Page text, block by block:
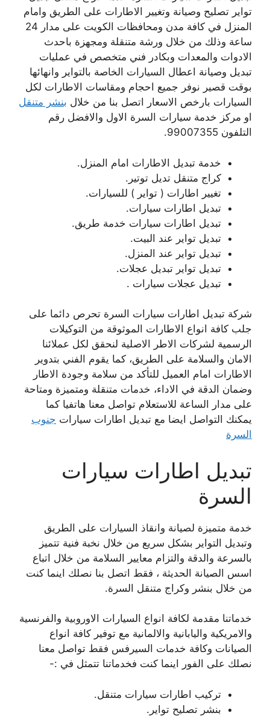
تواير تصليح وصيانة وتغيير الاطارات على الطريق وامام
المنزل في كافة مدن ومحافظات الكويت على مدار 24
ساعة وذلك من خلال ورشة متنقلة ومجهزة باحدث
الادوات والمعدات وبكادر فني متخصص في عمليات
تبديل وصيانة اعطال السيارات الخاصة بالتواير وانهائها
بوقت قصير نوفر جميع احجام ومقاسات الاطارات لكل
السيارات بارخص الاسعار اتصل بنا من خلال بنشر متنقل
او مركز خدمة سيارات السرة الاول والافضل رقم
التلفون 99007355.
خدمة تبديل الاطارات امام المنزل.
كراج متنقل تديل توتير.
تغيير اطارات ( تواير ) للسيارات.
تبديل اطارات سيارات.
تبديل اطارات سيارات خدمة طريق.
تبديل تواير عند البيت.
تبديل تواير عند المنزل.
تبديل تواير تبديل عجلات.
تبديل عجلات سيارات .
شركة تبديل اطارات سيارات السرة تحرص دائما على
جلب كافة انواع الاطارات الموثوقة من التوكيلات
الرسمية لشركات الاطر الاصلية لنحقق لكل عملائنا
الامان والسلامة على الطريق، كما يقوم الفني بتدوير
الاطارات امام العميل للتأكد من سلامة وجودة الاطار
وضمان الدقة في الاداء، خدمات متنقلة ومتميزة ومتاحة
على مدار الساعة للاستعلام تواصل معنا هاتفيا كما
يمكنك التواصل ايضا مع تبديل اطارات سيارات جنوب
السرة
تبديل اطارات سيارات
السرة
خدمة متميزة لصيانة وانقاذ السيارات على الطريق
وتبديل التواير بشكل سريع من خلال نخبة فنية تتميز
بالسرعة والدقة والتزام معايير السلامة من خلال اتباع
اسس الصيانة الحديثة ، فقط اتصل بنا نصلك اينما كنت
من خلال بنشر وكراج متنقل السرة.
خدماتنا مقدمة لكافة انواع السيارات الاوروبية والفرنسية
والامريكية واليابانية والالمانية مع توفير كافة انواع
الصيانات وكافة خدمات السيرفس فقط تواصل معنا
نصلك على الفور اينما كنت فخدماتنا تتمثل في :-
تركيب اطارات سيارات متنقل.
بنشر تصليح تواير.